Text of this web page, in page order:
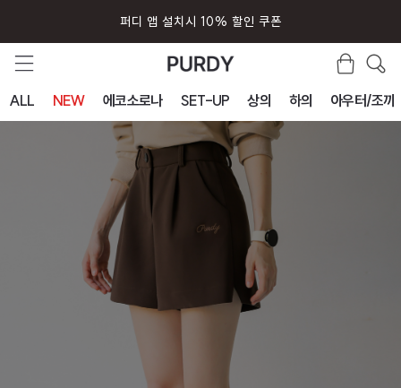
회원가입시 즉시 사용 5000원 쿠폰
ALL NEW 에코소로나 SET-UP 상의 하의 아우터/조끼